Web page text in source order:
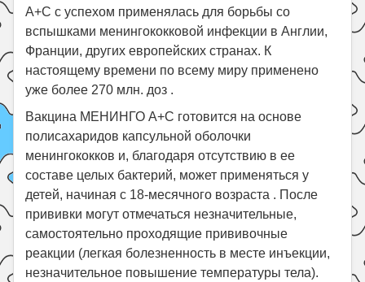
А+С с успехом применялась для борьбы со
вспышками менингококковой инфекции в Англии,
Франции, других европейских странах. К
настоящему времени по всему миру применено
уже более 270 млн. доз .
Вакцина МЕНИНГО А+С готовится на основе
полисахаридов капсульной оболочки
менингококков и, благодаря отсутствию в ее
составе целых бактерий, может применяться у
детей, начиная с 18-месячного возраста . После
прививки могут отмечаться незначительные,
самостоятельно проходящие прививочные
реакции (легкая болезненность в месте инъекции,
незначительное повышение температуры тела).